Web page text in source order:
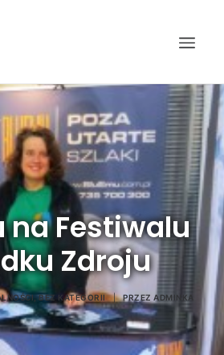
na Festiwalu
Zdroju
,BEZ KATEGORII | PRZEZADMINKA